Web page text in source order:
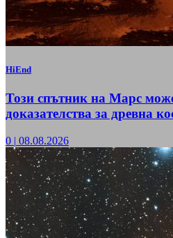
HiEnd
Този спътник на Марс
доказателства за древна
0 | 08.08.2026